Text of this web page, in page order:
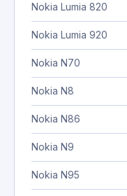
Nokia Lumia 820
Nokia Lumia 920
Nokia N70
Nokia N8
Nokia N86
Nokia N9
Nokia N95